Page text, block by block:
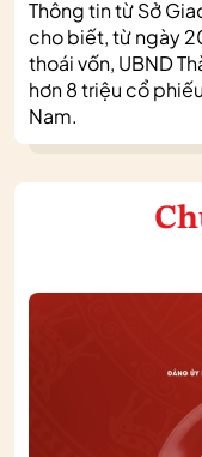
Thông tin từ Sở
cho biết, từ ngày
thoái vốn, UBND
hơn 8 triệu cổ
Nam.